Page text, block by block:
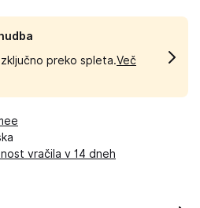
preko spleta.Več
vračila v 14 dneh